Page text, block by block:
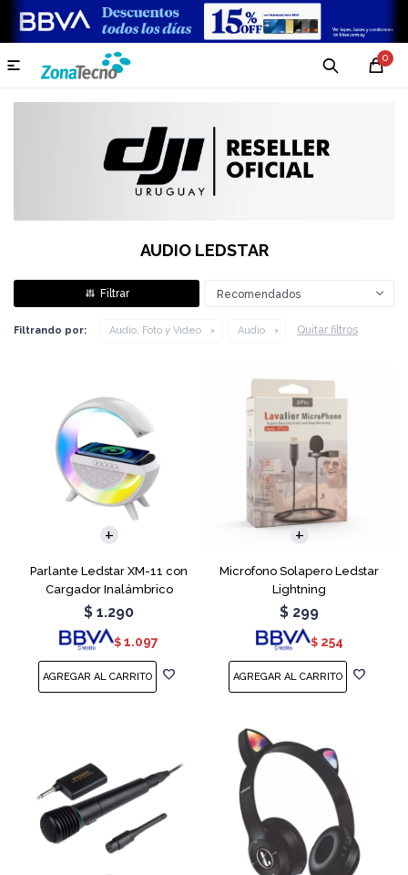
0

AUDIO LEDSTAR
Recomendados
Filtrando por: Audio, Foto y Video Audio Quitar filtros
Parlante Ledstar XM-11 con
Cargador Inalámbrico
$ 1.290
$ 1.097
Microfono Solapero Ledstar
Lightning
$ 299
$ 254